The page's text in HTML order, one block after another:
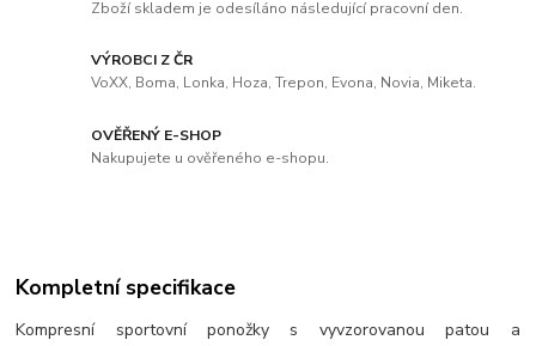
Zboží skladem je odesíláno následující pracovní den.
VÝROBCI Z ČR
VoXX, Boma, Lonka, Hoza, Trepon, Evona, Novia, Miketa.
OVĚŘENÝ E-SHOP
Nakupujete u ověřeného e-shopu.
Kompletní specifikace
Kompresní sportovní ponožky s vyvzorovanou patou a